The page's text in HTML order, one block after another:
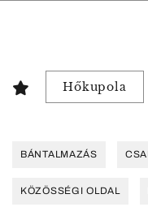
Hőkupola
BÁNTALMAZÁS
KÖZÖSSÉGI OLDAL